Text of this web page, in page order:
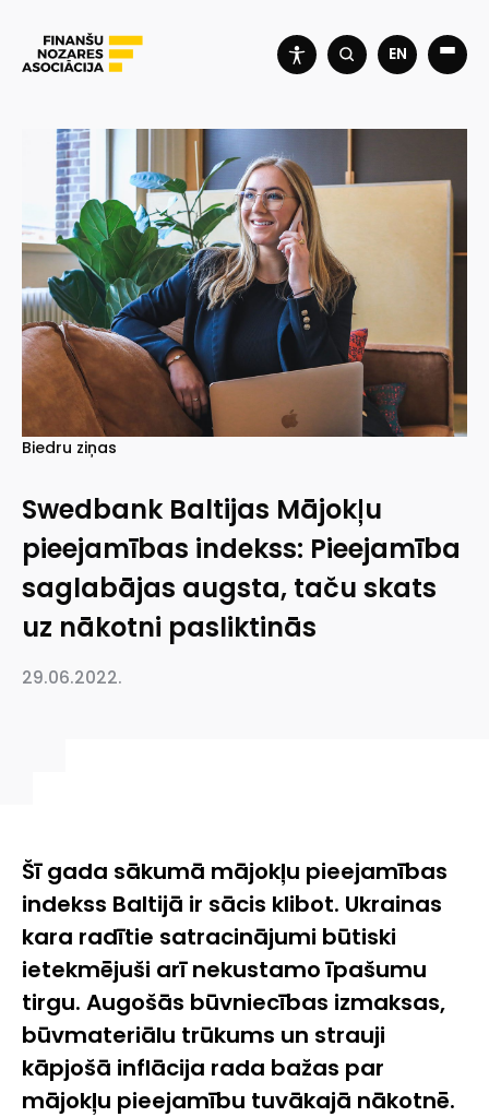
EN
Biedru ziņas
Swedbank Baltijas Mājokļu
pieejamības indekss: Pieejamība
saglabājas augsta, taču skats
uz nākotni pasliktinās
29.06.2022.
Šī gada sākumā mājokļu pieejamības
indekss Baltijā ir sācis klibot. Ukrainas
kara radītie satracinājumi būtiski
ietekmējuši arī nekustamo īpašumu
tirgu. Augošās būvniecības izmaksas,
būvmateriālu trūkums un strauji
kāpjošā inflācija rada bažas par
mājokļu pieejamību tuvākajā nākotnē.